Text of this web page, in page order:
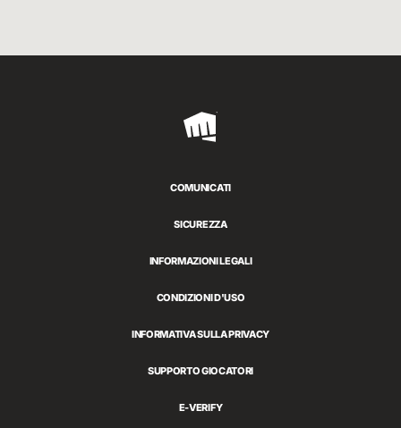
Riot
COMUNICATI
SICUREZZA
INFORMAZIONI LEGALI
CONDIZIONI D'USO
INFORMATIVA SULLA PRIVACY
SUPPORTO GIOCATORI
E-VERIFY